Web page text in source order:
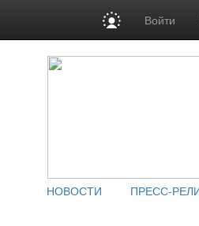
Войти
НОВОСТИ ПРЕСС-